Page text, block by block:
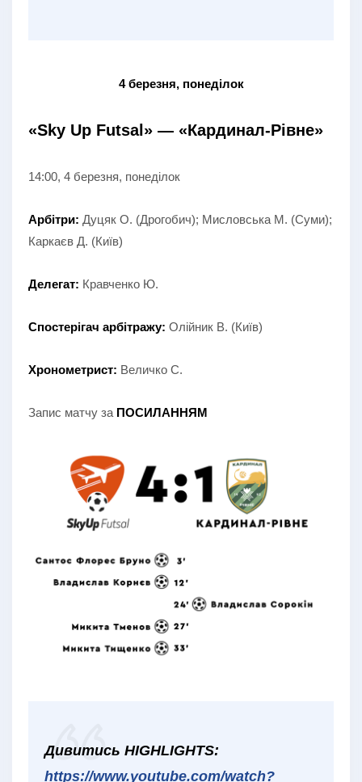
4 березня, понеділок
«Sky Up Futsal» — «Кардинал-Рівне»
14:00, 4 березня, понеділок
Арбітри: Дуцяк О. (Дрогобич); Мисловська М. (Суми);
Каркаєв Д. (Київ)
Делегат: Кравченко Ю.
Спостерігач арбітражу: Олійник В. (Київ)
Хронометрист: Величко С.
Запис матчу за ПОСИЛАННЯМ
Дивитись HIGHLIGHTS:
https://www.youtube.com/watch?